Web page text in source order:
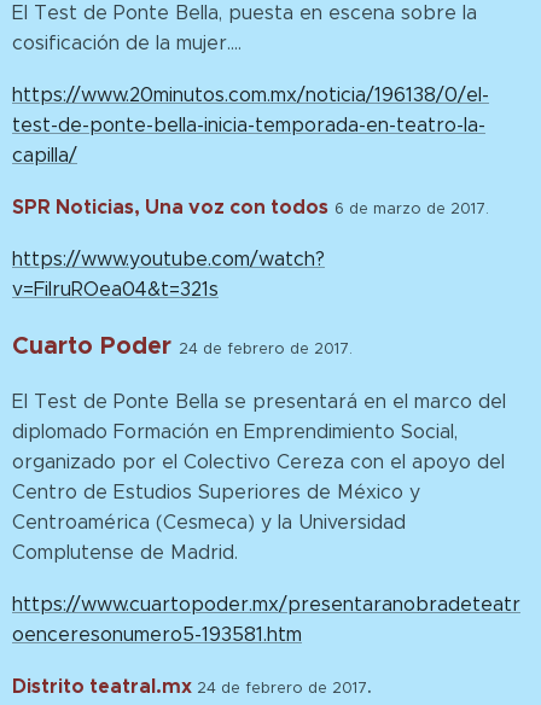
El Test de Ponte Bella, puesta en escena sobre la
cosificación de la mujer....
https://www.20minutos.com.mx/noticia/196138/0/el-
test-de-ponte-bella-inicia-temporada-en-teatro-la-
capilla/
SPR Noticias, Una voz con todos 6 de marzo de 2017.
https://www.youtube.com/watch?
v=FilruROea04&t=321s
Cuarto Poder 24 de febrero de 2017.
El Test de Ponte Bella se presentará en el marco del
diplomado Formación en Emprendimiento Social,
organizado por el Colectivo Cereza con el apoyo del
Centro de Estudios Superiores de México y
Centroamérica (Cesmeca) y la Universidad
Complutense de Madrid.
https://www.cuartopoder.mx/presentaranobradeteatr
oenceresonumero5-193581.htm
Distrito teatral.mx 24 de febrero de 2017.